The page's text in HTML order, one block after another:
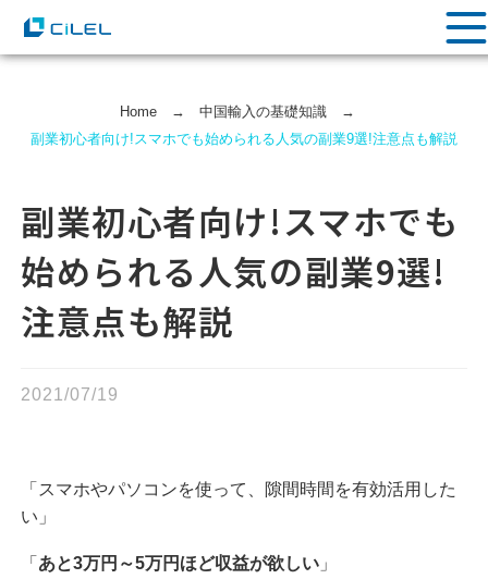
Home→ 中国輸⼊の基礎知識→
副業初心者向け!スマホでも始められる人気の副業9選!注意点も解説
副業初心者向け!スマホでも
始められる人気の副業9選!
注意点も解説
2021/07/19
「スマホやパソコンを使って、隙間時間を有効活用した
い」
「 あと3万円～5万円ほど収益が欲しい 」